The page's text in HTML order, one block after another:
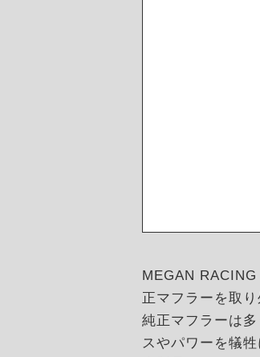
MEGAN
正マフラーを取
純正マフラーは
スやパワーを犠牲